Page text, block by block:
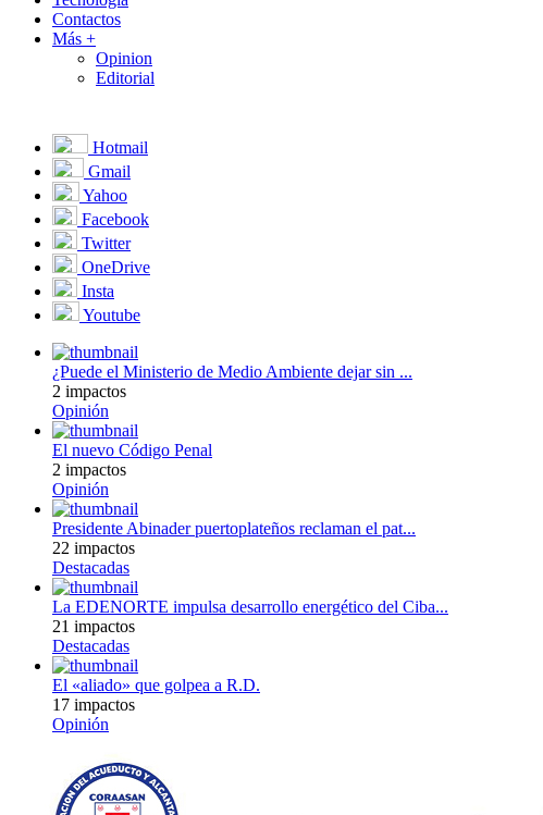
Contactos
Más +
Opinion
Editorial
Hotmail
Gmail
Yahoo
Facebook
Twitter
OneDrive
Insta
Youtube
¿Puede el Ministerio de Medio Ambiente dejar sin ...
2 impactos
Opinión
El nuevo Código Penal
2 impactos
Opinión
Presidente Abinader puertoplateños reclaman el pat...
22 impactos
Destacadas
La EDENORTE impulsa desarrollo energético del Ciba...
21 impactos
Destacadas
El «aliado» que golpea a R.D.
17 impactos
Opinión